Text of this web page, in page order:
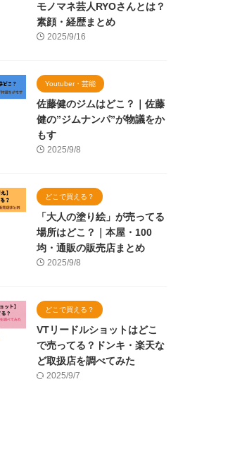
モノマネ芸人RYOさんとは？
素顔・経歴まとめ
2025/9/16
Youtuber・芸能
佐藤健のジムはどこ？｜佐藤
健の”ジムナンパ”が物議をか
もす
2025/9/8
どこで買える？
「大人の塗り絵」が売ってる
場所はどこ？｜本屋・100
均・通販の販売店まとめ
2025/9/8
どこで買える？
VTリードルショットはどこ
で売ってる？ドンキ・楽天な
ど取扱店を調べてみた
2025/9/7